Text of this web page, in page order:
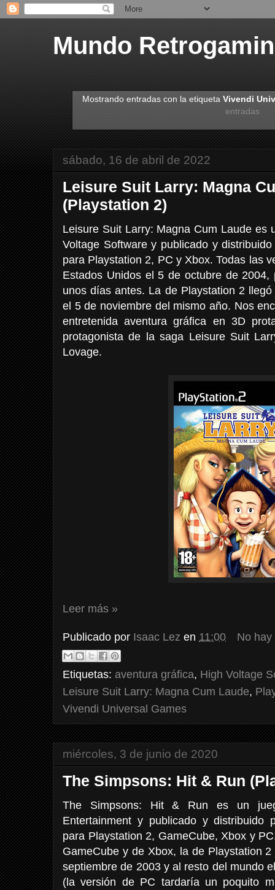
Mundo
Mostrando entradas con la etiqueta Vivendi
entradas
sábado, 16 de abril de 2022
Leisure Suit Larry: Magna
(Playstation 2)
Leisure Suit Larry: Magna Cum Laude es
Voltage Software y publicado y
para Playstation 2, PC y Xbox. Todas las
Estados Unidos el 5 de octubre de
unos días antes. La de Playstation 2
el 5 de noviembre del mismo año. Nos
entretenida aventura gráfica en 3D
protagonista de la saga Leisure Suit
Lovage.
Leer más »
Publicado por Isaac Lez en 11:00 No
Etiquetas: aventura gráfica, High Voltage
Leisure Suit Larry: Magna Cum Laude,
Vivendi Universal Games
miércoles, 3 de junio de 2020
The Simpsons: Hit & Run
The Simpsons: Hit & Run es un
Entertainment y publicado y distribuido
para Playstation 2, GameCube, Xbox y
GameCube y de Xbox, la de Playstation
septiembre de 2003 y al resto del mundo
(la versión de PC tardaría un poquito